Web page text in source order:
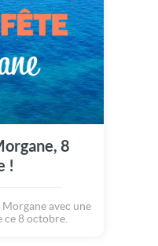
8
!
avec une
8 octobre.